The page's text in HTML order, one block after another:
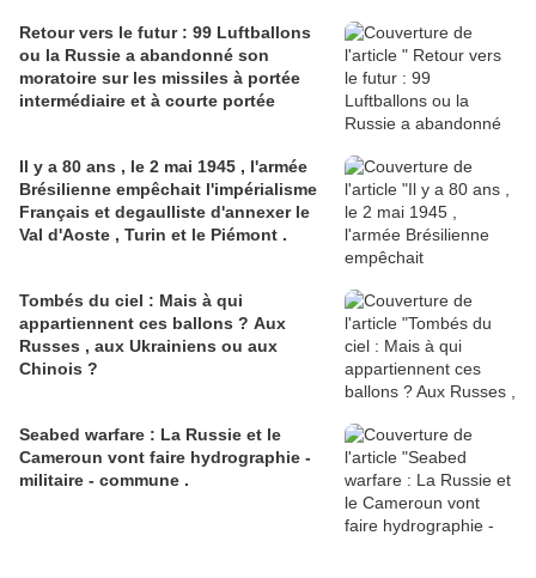
Retour vers le futur : 99 Luftballons
ou la Russie a abandonné son
moratoire sur les missiles à portée
intermédiaire et à courte portée
Il y a 80 ans , le 2 mai 1945 , l'armée
Brésilienne empêchait l'impérialisme
Français et degaulliste d'annexer le
Val d'Aoste , Turin et le Piémont .
Tombés du ciel : Mais à qui
appartiennent ces ballons ? Aux
Russes , aux Ukrainiens ou aux
Chinois ?
Seabed warfare : La Russie et le
Cameroun vont faire hydrographie -
militaire - commune .